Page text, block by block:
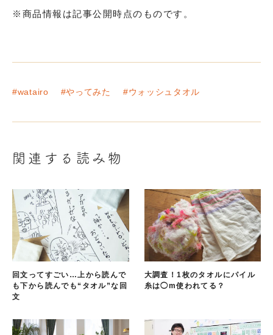
※商品情報は記事公開時点のものです。
#watairo #やってみた #ウォッシュタオル
関連する読み物
回文ってすごい…上から読んで
も下から読んでも“タオル”な回
文
大調査！1枚のタオルにパイル
糸は◯m使われてる？